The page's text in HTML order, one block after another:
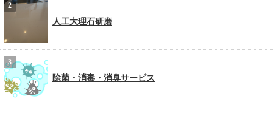
人工大理石研磨
除菌・消毒・消臭サービス